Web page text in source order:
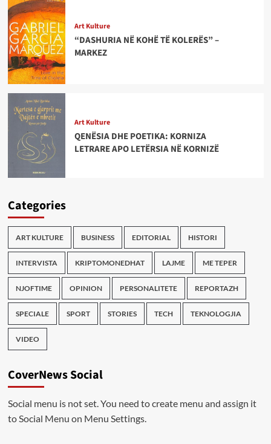
Art Kulture
“DASHURIA NË KOHË TË KOLERËS” –
MARKEZ
Art Kulture
QENËSIA DHE POETIKA: KORNIZA
LETRARE APO LETËRSIA NË KORNIZË
Categories
ART KULTURE BUSINESS EDITORIAL HISTORI
INTERVISTA KRIPTOMONEDHAT LAJME ME TEPER
NJOFTIME OPINION PERSONALITETE REPORTAZH
SPECIALE SPORT STORIES TECH TEKNOLOGJIA
VIDEO
CoverNews Social
Social menu is not set. You need to create menu and assign it
to Social Menu on Menu Settings.